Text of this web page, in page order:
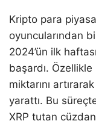
Kripto para
oyuncularından
2024’ün ilk
başardı.
miktarını
yarattı. Bu
XRP tutan